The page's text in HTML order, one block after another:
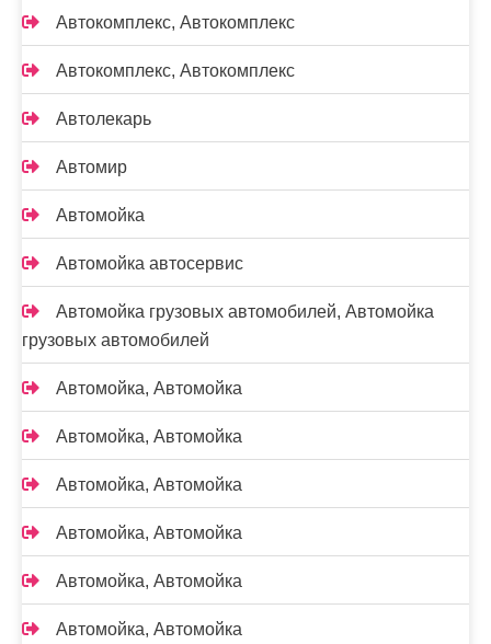
Автокомплекс, Автокомплекс
Автокомплекс, Автокомплекс
Автолекарь
Автомир
Автомойка
Автомойка автосервис
Автомойка грузовых автомобилей, Автомойка
грузовых автомобилей
Автомойка, Автомойка
Автомойка, Автомойка
Автомойка, Автомойка
Автомойка, Автомойка
Автомойка, Автомойка
Автомойка, Автомойка